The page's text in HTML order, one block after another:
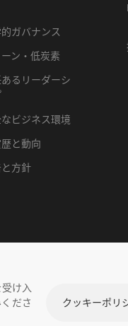
ガバナンス
ン・低炭素
るリーダーシ
ビジネス環境
と動向
方針
シーポリシー 免責事項
け入
ださ
クッキーポリ